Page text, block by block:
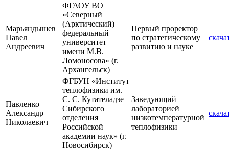
Марьяндышев
Павел
Андреевич
ФГАОУ ВО
«Северный
(Арктический)
федеральный
университет
имени М.В.
Ломоносова» (г.
Архангельск)
Первый проректор
по стратегическому
развитию и науке
Павленко
Александр
Николаевич
ФГБУН «Институт
теплофизики им.
С. С. Кутателадзе
Сибирского
отделения
Российской
академии наук» (г.
Новосибирск)
Заведующий
лабораторией
низкотемпературной
теплофизики